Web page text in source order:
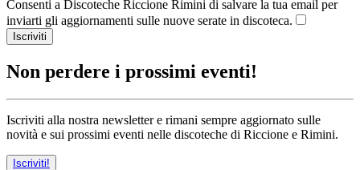
Consenti a Discoteche Riccione Rimini di salvare la tua email per
inviarti gli aggiornamenti sulle nuove serate in discoteca.
Iscriviti
Non perdere i prossimi eventi!
Iscriviti alla nostra newsletter e rimani sempre aggiornato sulle
novità e sui prossimi eventi nelle discoteche di Riccione e Rimini.
Iscriviti!